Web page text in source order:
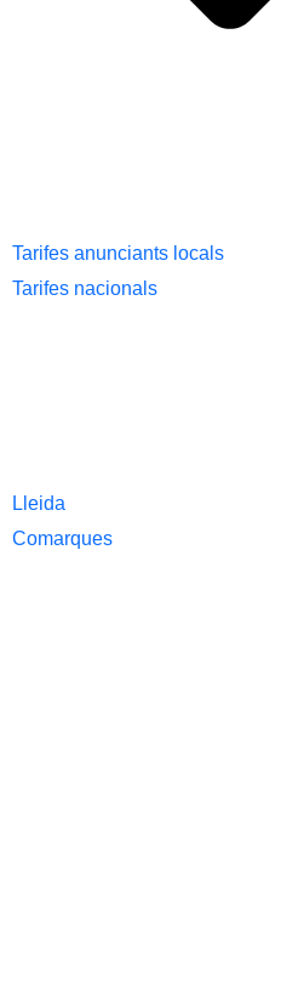
Tarifes anunciants locals
Tarifes nacionals
Lleida
Comarques